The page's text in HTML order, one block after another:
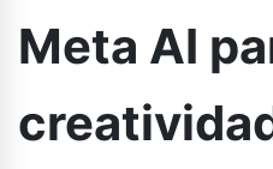
Meta AI